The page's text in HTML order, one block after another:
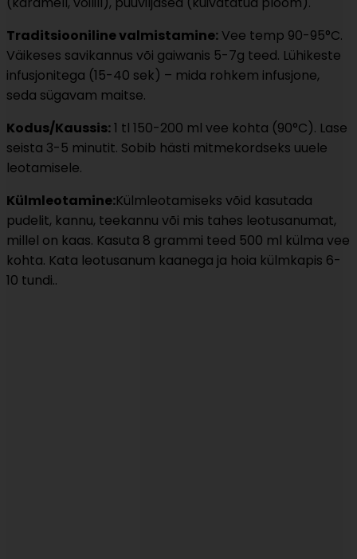
Traditsiooniline valmistamine: Vee temp 90-95°C.
Väikeses savikannus või gaiwanis 5-7g teed. Lühikeste
infusjonitega (15-40 sek) – mida rohkem infusjone,
seda sügavam maitse.
Kodus/Kaussis:1 tl 150-200 ml vee kohta (90°C). Lase
seista 3-5 minutit. Sobib hästi mitmekordseks uuele
leotamisele.
Külmleotamine:Külmleotamiseks võid kasutada
pudelit, kannu, teekannu või mis tahes leotusanumat,
millel on kaas. Kasuta 8 grammi teed 500 ml külma vee
kohta. Kata leotusanum kaanega ja hoia külmkapis 6-
10 tundi..